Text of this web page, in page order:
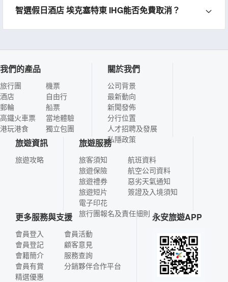
智選假日酒店 埃克塞特東 IHG能否免費取消？
我們的產品
旅行團
酒店
郵輪
高鐵火車票
港玩港食
機票
自由行
船票
當地體驗
獨立包團
關於我們
公司背景
最新動向
新聞發佈
分行位置
人才招聘及發展
私隱政策
旅遊資訊
旅遊攻略
旅遊服務
旅客須知
旅遊保險
旅遊禮券
旅遊短片
電子印花
航班資料
航空公司資料
惡劣天氣通知
簽證及入境須知
旅行團報名及責任細則
更多服務與支援
會員登入
會員登記
會籍簡介
會員有賞
精選優惠
會員活動
顧客意見
服務查詢
分銷夥伴合作平台
永安旅遊APP